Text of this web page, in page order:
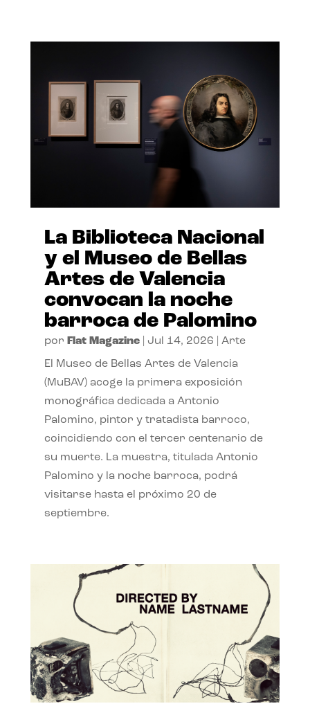
La Biblioteca Nacional
y el Museo de Bellas
Artes de Valencia
convocan la noche
barroca de Palomino
por Flat Magazine| Jul 14, 2026 Arte
El Museo de Bellas Artes de Valencia
(MuBAV) acoge la primera exposición
monográfica dedicada a Antonio
Palomino, pintor y tratadista barroco,
coincidiendo con el tercer centenario de
su muerte. La muestra, titulada Antonio
Palomino y la noche barroca, podrá
visitarse hasta el próximo 20 de
septiembre.